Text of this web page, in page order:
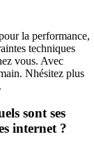
la performance,
techniques
vous. Avec
Nhésitez plus
sont ses
internet ?